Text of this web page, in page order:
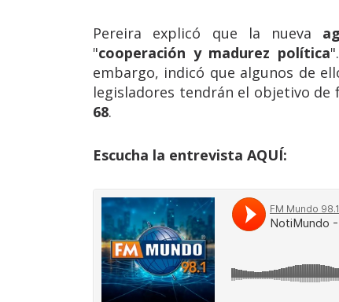
Pereira explicó que la nueva
"cooperación y madurez política
embargo, indicó que algunos de
legisladores tendrán el objetivo
68.
Escucha la entrevista AQUÍ: